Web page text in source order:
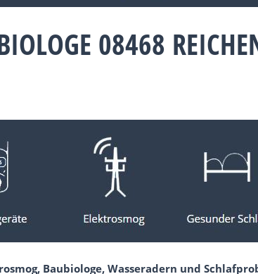
08468
Baubiologe, Wasseradern und